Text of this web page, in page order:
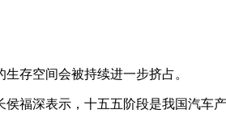
存空间会被持续进一步挤占。
福深表示，十五五阶段是我国汽车